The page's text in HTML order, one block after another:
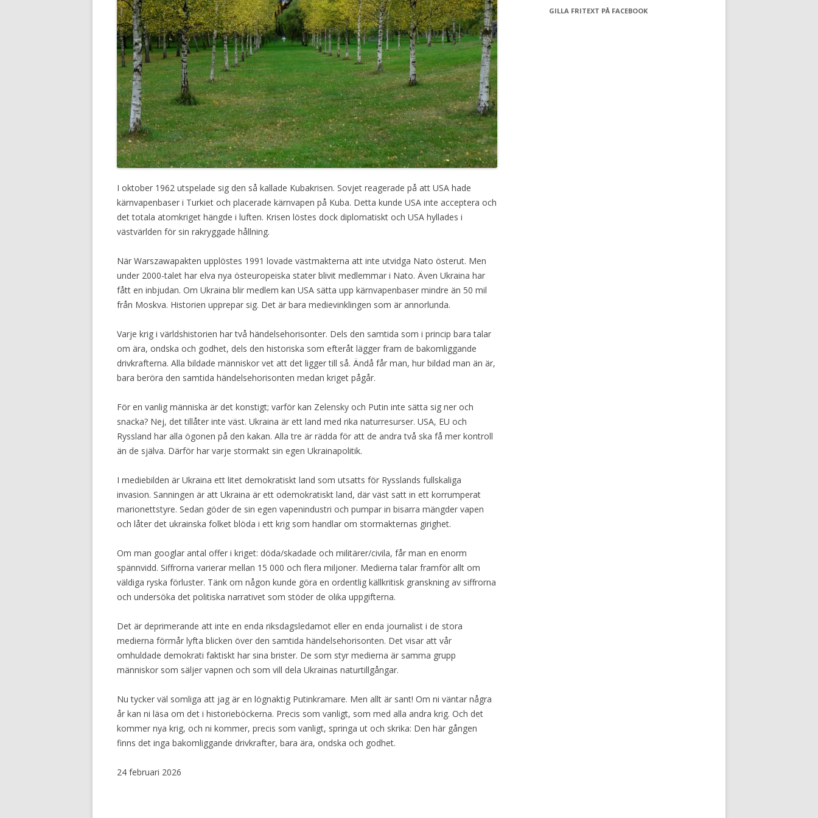
VISOR
PROGG
I oktober 1962 utspelade sig den så kallade Kubakrisen. Sovjet reagerade på att USA hade
kärnvapenbaser i Turkiet och placerade kärnvapen på Kuba. Detta kunde USA inte acceptera och
det totala atomkriget hängde i luften. Krisen löstes dock diplomatiskt och USA hyllades i
västvärlden för sin rakryggade hållning.
När Warszawapakten upplöstes 1991 lovade västmakterna att inte utvidga Nato österut. Men
under 2000-talet har elva nya östeuropeiska stater blivit medlemmar i Nato. Även Ukraina har
fått en inbjudan. Om Ukraina blir medlem kan USA sätta upp kärnvapenbaser mindre än 50 mil
från Moskva. Historien upprepar sig. Det är bara medievinklingen som är annorlunda.
Varje krig i världshistorien har två händelsehorisonter. Dels den samtida som i princip bara talar
om ära, ondska och godhet, dels den historiska som efteråt lägger fram de bakomliggande
drivkrafterna. Alla bildade människor vet att det ligger till så. Ändå får man, hur bildad man än är,
bara beröra den samtida händelsehorisonten medan kriget pågår.
För en vanlig människa är det konstigt; varför kan Zelensky och Putin inte sätta sig ner och
snacka? Nej, det tillåter inte väst. Ukraina är ett land med rika naturresurser. USA, EU och
Ryssland har alla ögonen på den kakan. Alla tre är rädda för att de andra två ska få mer kontroll
än de själva. Därför har varje stormakt sin egen Ukrainapolitik.
I mediebilden är Ukraina ett litet demokratiskt land som utsatts för Rysslands fullskaliga
invasion. Sanningen är att Ukraina är ett odemokratiskt land, där väst satt in ett korrumperat
marionettstyre. Sedan göder de sin egen vapenindustri och pumpar in bisarra mängder vapen
och låter det ukrainska folket blöda i ett krig som handlar om stormakternas girighet.
Om man googlar antal offer i kriget: döda/skadade och militärer/civila, får man en enorm
spännvidd. Siffrorna varierar mellan 15 000 och flera miljoner. Medierna talar framför allt om
väldiga ryska förluster. Tänk om någon kunde göra en ordentlig källkritisk granskning av siffrorna
och undersöka det politiska narrativet som stöder de olika uppgifterna.
Det är deprimerande att inte en enda riksdagsledamot eller en enda journalist i de stora
medierna förmår lyfta blicken över den samtida händelsehorisonten. Det visar att vår
omhuldade demokrati faktiskt har sina brister. De som styr medierna är samma grupp
människor som säljer vapnen och som vill dela Ukrainas naturtillgångar.
Nu tycker väl somliga att jag är en lögnaktig Putinkramare. Men allt är sant! Om ni väntar några
år kan ni läsa om det i historieböckerna. Precis som vanligt, som med alla andra krig. Och det
kommer nya krig, och ni kommer, precis som vanligt, springa ut och skrika: Den här gången
finns det inga bakomliggande drivkrafter, bara ära, ondska och godhet.
24 februari 2026
GILLA FRITEXT PÅ FACEBOOK